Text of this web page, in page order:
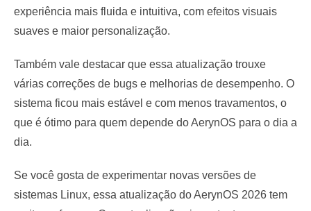
experiência mais fluida e intuitiva, com efeitos visuais
suaves e maior personalização.
Também vale destacar que essa atualização trouxe
várias correções de bugs e melhorias de desempenho. O
sistema ficou mais estável e com menos travamentos, o
que é ótimo para quem depende do AerynOS para o dia a
dia.
Se você gosta de experimentar novas versões de
sistemas Linux, essa atualização do AerynOS 2026 tem